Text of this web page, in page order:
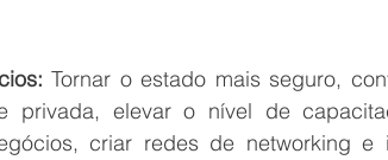
Tornar o estado mais seguro,
privada, elevar o nível de
criar redes de networking